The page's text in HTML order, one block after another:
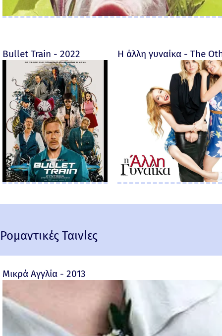
Bullet Train - 2022 Η άλλη γυναίκα - The
Ρομαντικές Ταινίες
Μικρά Αγγλία - 2013 ×